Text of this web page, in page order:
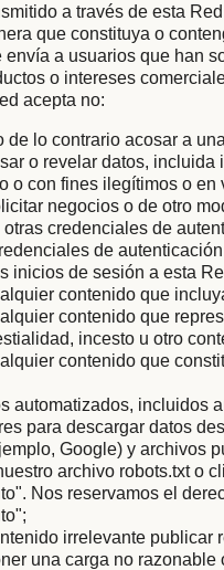
a través de esta
que constituya o
envía a usuarios que han
o intereses
acepta no:
de lo contrario acosar a
o revelar datos,
o con fines ilegítimos o
negocios o de otro
credenciales de
de
inicios de sesión a esta
contenido que
contenido que
incesto u otro
contenido que
automatizados, incluidos
para descargar datos
Google) y archivos
archivo robots.txt o
Nos reservamos el
irrelevante publicar
una carga no